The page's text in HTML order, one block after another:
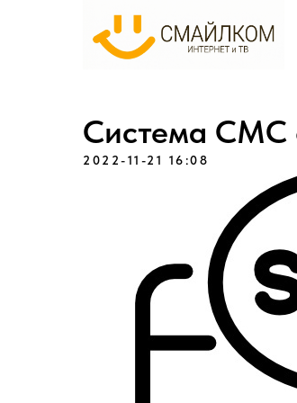
Система СМС
2022-11-21 16:08